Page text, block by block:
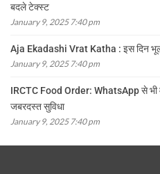
बदले टेक्स्ट
January 9, 2025 7:40 pm
Aja Ekadashi Vrat Katha : इस दिन
January 9, 2025 7:40 pm
IRCTC Food Order: WhatsApp से भी
जबरदस्त सुविधा
January 9, 2025 7:40 pm